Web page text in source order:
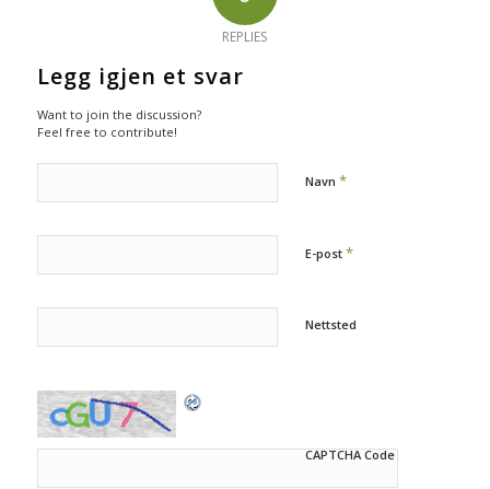
REPLIES
Legg igjen et svar
Want to join the discussion?
Feel free to contribute!
Navn *
E-post *
Nettsted
CAPTCHA Code